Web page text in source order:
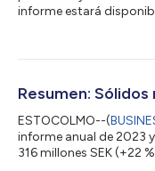
informe estará
particular, los clientes
experimentado un
Resumen:
ESTOCOLMO--(
informe anual de 2023
316 millones SEK (+22